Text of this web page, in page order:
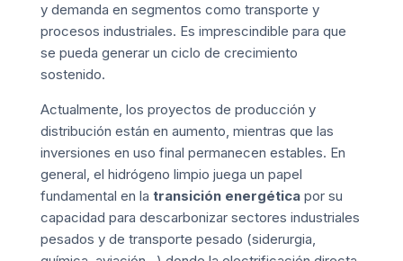
y demanda en segmentos como transporte y
procesos industriales. Es imprescindible para que
se pueda generar un ciclo de crecimiento
sostenido.
Actualmente, los proyectos de producción y
distribución están en aumento, mientras que las
inversiones en uso final permanecen estables. En
general, el hidrógeno limpio juega un papel
fundamental en la transición energéticapor su
capacidad para descarbonizar sectores industriales
pesados y de transporte pesado (siderurgia,